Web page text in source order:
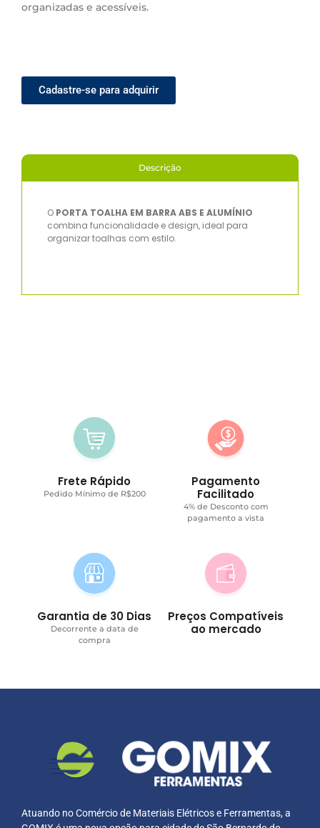
organizadas e acessíveis.
Cadastre-se para adquirir
Descrição
O PORTA TOALHA EM BARRA ABS E ALUMÍNIO
combina funcionalidade e design, ideal para
organizar toalhas com estilo.
Frete Rápido
Pedido Mínimo de R$200
Pagamento
Facilitado
4% de Desconto com
pagamento a vista
Garantia de 30 Dias
Decorrente a data de
compra
Preços Compatíveis
ao mercado
Atuando no Comércio de Materiais Elétricos e Ferramentas, a